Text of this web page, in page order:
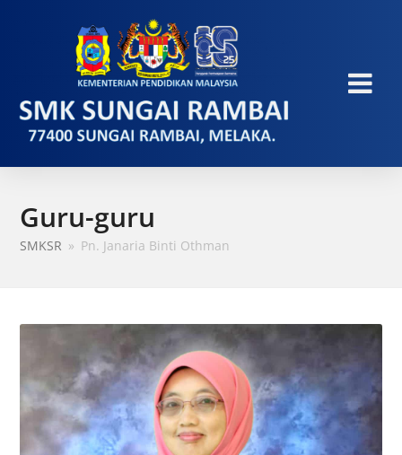
Guru-guru
SMKSR » Pn. Janaria Binti Othman